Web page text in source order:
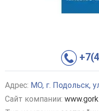
Адрес: МО, г. Подольск,
Сайт компании: